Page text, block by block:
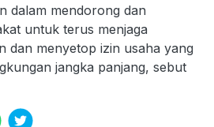
dalam mendorong dan
untuk terus menjaga
dan menyetop izin usaha yang
jangka panjang, sebut